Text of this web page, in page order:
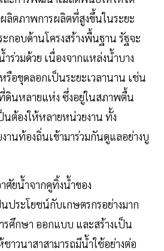
ลิตภาพการผลิตที่สูงขึ้นในระยะ
กอบด้านโครงสร้างพื้นฐาน รัฐจะ
ร่วมด้วย เนื่องจากแหล่งน้ำบาง
รือขุดลอกเป็นระยะเวลานาน เช่น
ดินหลายแห่ง ซึ่งอยู่ในสภาพตื้น
นต้องให้หลายหน่วยงาน ทั้ง
นท้องถิ่นเข้ามาร่วมกันดูแลอย่างบู
ยน้ำจากคูทิ้งน้ำของ
ประโยชน์กับเกษตรกรอย่างมาก
รศึกษา ออกแบบ และสร้างเป็น
าวนาสาสามารถมีน้ำใช้อย่างต่อ